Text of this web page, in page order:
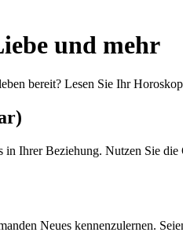
und mehr
bereit? Lesen Sie Ihr
Ihrer Beziehung. Nutzen Sie
Neues kennenzulernen.